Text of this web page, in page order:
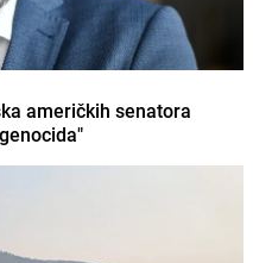
američkih senatora